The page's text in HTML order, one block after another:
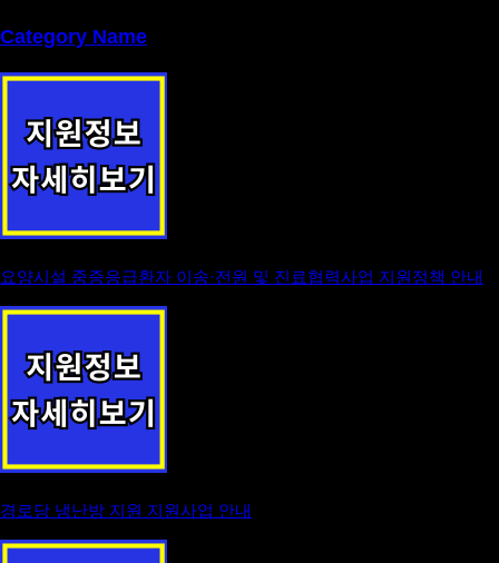
Category Name
요양시설 중증응급환자 이송·전원 및 진료협력사업 지원정책 안내
경로당 냉난방 지원 지원사업 안내